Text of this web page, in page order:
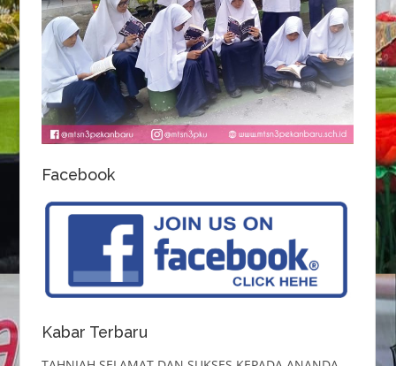
Facebook
Kabar Terbaru